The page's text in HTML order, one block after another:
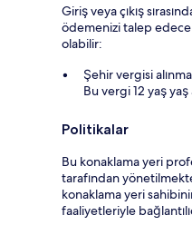
Giriş veya çıkış
ödemenizi talep
olabilir:
Şehir vergisi
Bu vergi 12 yaş
Politikalar
Bu konaklama yeri
tarafından
konaklama yeri
faaliyetleriyle